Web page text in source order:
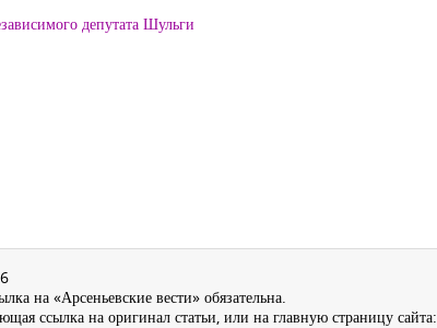
депутата Шульги
на «Арсеньевские вести» обязательна.
ссылка на оригинал статьи, или на главную страницу сайта: